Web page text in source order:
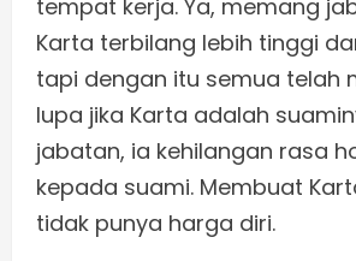
tempat kerja. Ya, memang
Karta terbilang lebih tinggi
tapi dengan itu semua telah
lupa jika Karta adalah
jabatan, ia kehilangan rasa
kepada suami. Membuat
tidak punya harga diri.